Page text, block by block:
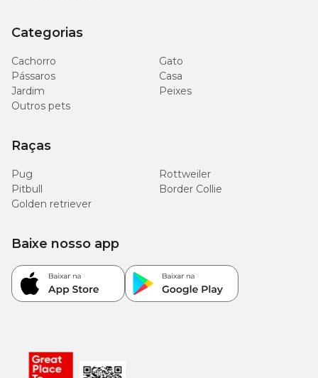
Categorias
Cachorro
Gato
Pássaros
Casa
Jardim
Peixes
Outros pets
Raças
Pug
Rottweiler
Pitbull
Border Collie
Golden retriever
Baixe nosso app